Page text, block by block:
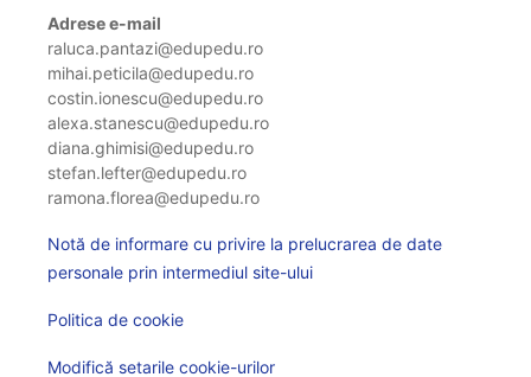
Adrese e-mail
raluca.pantazi@edupedu.ro
mihai.peticila@edupedu.ro
costin.ionescu@edupedu.ro
alexa.stanescu@edupedu.ro
diana.ghimisi@edupedu.ro
stefan.lefter@edupedu.ro
ramona.florea@edupedu.ro
Notă de informare cu privire la prelucrarea de date
personale prin intermediul site-ului
Politica de cookie
Modifică setarile cookie-urilor